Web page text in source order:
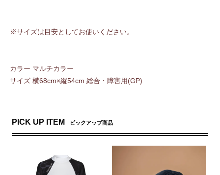
※サイズは目安としてお使いください。
カラー マルチカラー
サイズ 横68cm×縦54cm 総合・障害用(GP)
PICK UP ITEM ピックアップ商品